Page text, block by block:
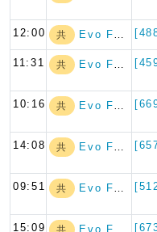
12:00 共 Evo Fund
11:31 共 Evo Fund
10:16 共 Evo Fund
14:08 共 Evo Fund
09:51 共 Evo Fund
15:09 共 Evo Fund